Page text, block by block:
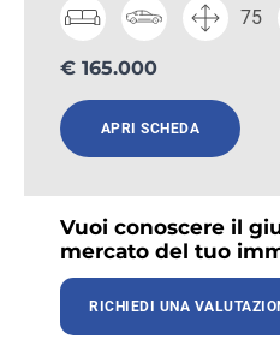
75
€ 165.000
APRI SCHEDA
Vuoi conoscere il
mercato del tuo
RICHIEDI UNA